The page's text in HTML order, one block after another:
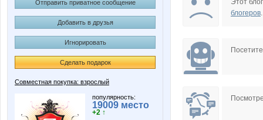
Отправить приватное сообщение
Добавить в друзья
Игнорировать
Сделать подарок
Совместная покупка: взрослый
популярность:
19009 место
+2 ↑
BlonMi
Lelyann Lia85
Этот
блогеров.